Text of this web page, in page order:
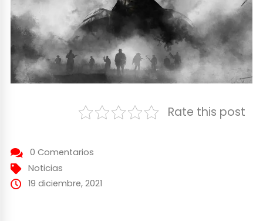
Rate this post
0 Comentarios
Noticias
19 diciembre, 2021